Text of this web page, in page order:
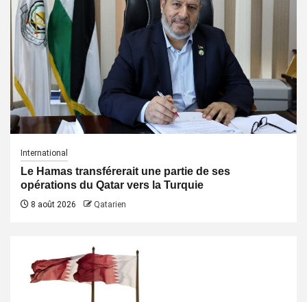
International
Le Hamas transférerait une partie de ses
opérations du Qatar vers la Turquie
8 août 2026 Qatarien